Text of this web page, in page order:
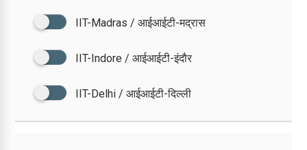
IIT-Madras / आईआईटी-मद्रास
IIT-Indore / आईआईटी-इंदौर
IIT-Delhi / आईआईटी-दिल्ली